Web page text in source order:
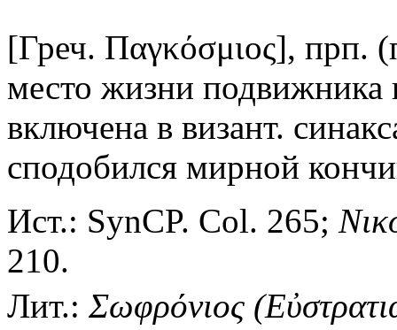
[Греч. Παγκόσμιος], прп.
место жизни подвижника
включена в визант.
сподобился мирной
Ист.: SynCP. Col. 265;
210.
Лит.: Σωφρόνιος